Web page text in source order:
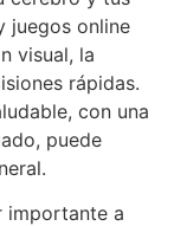
juegos online
visual, la
rápidas.
con una
puede
importante a